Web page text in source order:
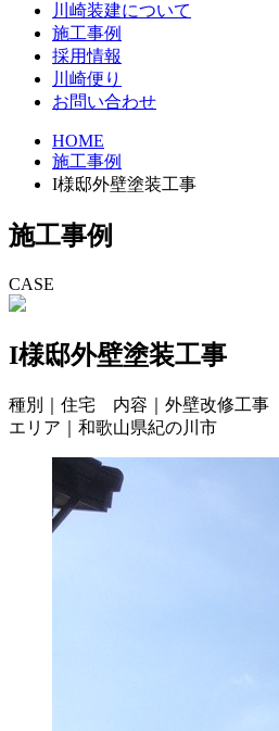
川崎装建について
施工事例
採用情報
川崎便り
お問い合わせ
HOME
施工事例
I様邸外壁塗装工事
施工事例
CASE
I様邸外壁塗装工事
種別｜住宅 内容｜外壁改修工事
エリア｜和歌山県紀の川市